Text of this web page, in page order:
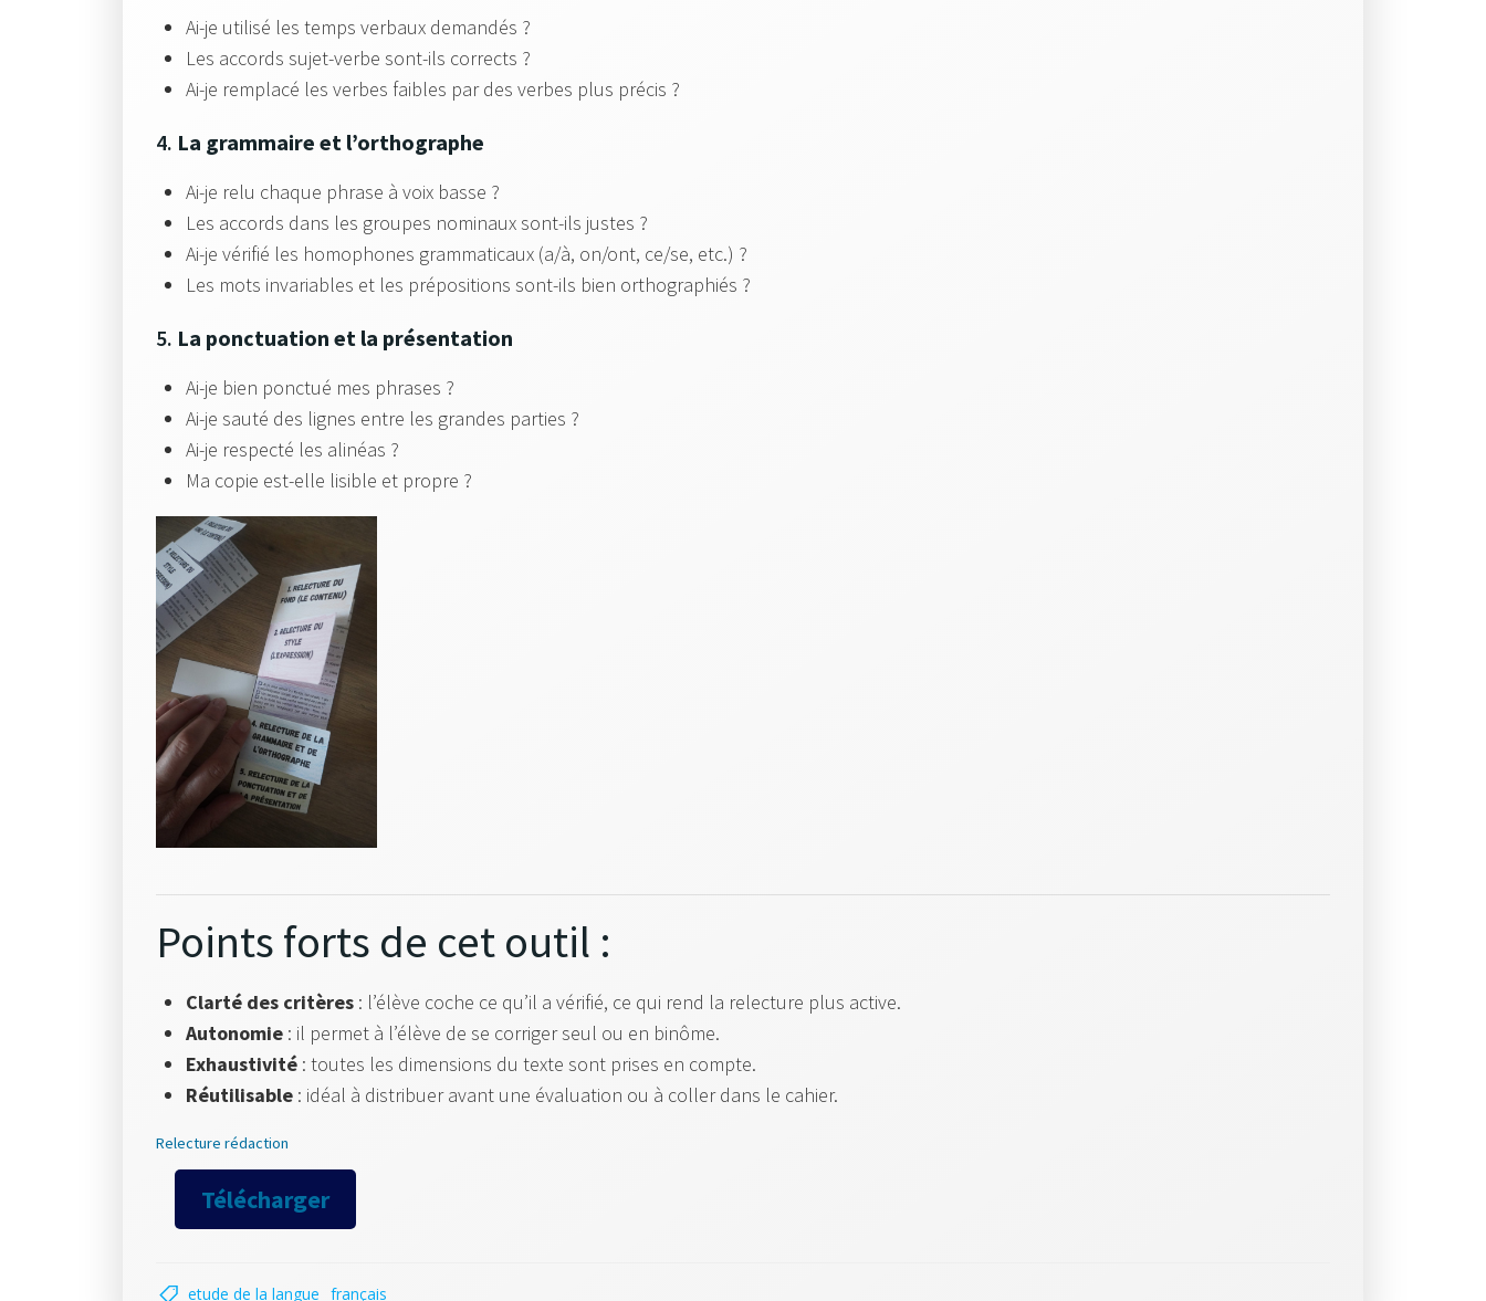
Ai-je utilisé les temps verbaux demandés ?
Les accords sujet-verbe sont-ils corrects ?
Ai-je remplacé les verbes faibles par des verbes plus précis ?
4. La grammaire et l’orthographe
Ai-je relu chaque phrase à voix basse ?
Les accords dans les groupes nominaux sont-ils justes ?
Ai-je vérifié les homophones grammaticaux (a/à, on/ont, ce/se, etc.) ?
Les mots invariables et les prépositions sont-ils bien orthographiés ?
5. La ponctuation et la présentation
Ai-je bien ponctué mes phrases ?
Ai-je sauté des lignes entre les grandes parties ?
Ai-je respecté les alinéas ?
Ma copie est-elle lisible et propre ?
Points forts de cet outil :
Clarté des critères : l’élève coche ce qu’il a vérifié, ce qui rend la relecture plus active.
Autonomie : il permet à l’élève de se corriger seul ou en binôme.
Exhaustivité : toutes les dimensions du texte sont prises en compte.
Réutilisable : idéal à distribuer avant une évaluation ou à coller dans le cahier.
Relecture rédaction
Télécharger
etude de la langue français